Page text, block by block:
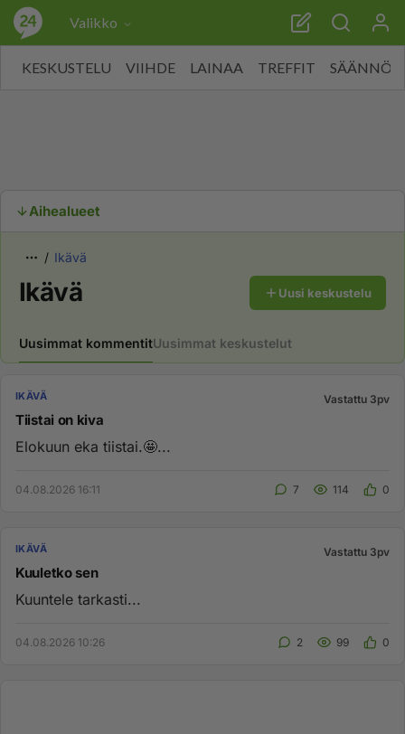
Valikko
KESKUSTELU VIIHDE LAINAA TREFFIT SÄÄNNÖT
Aihealueet
Ikävä
Ikävä Uusi keskustelu
Uusimmat kommentitUusimmat keskustelut
IKÄVÄ Vastattu 3pv
Tiistai on kiva
Elokuun eka tiistai.🤩...
04.08.2026 16:11 7 114 0
IKÄVÄ Vastattu 3pv
Kuuletko sen
Kuuntele tarkasti...
04.08.2026 10:26 2 99 0